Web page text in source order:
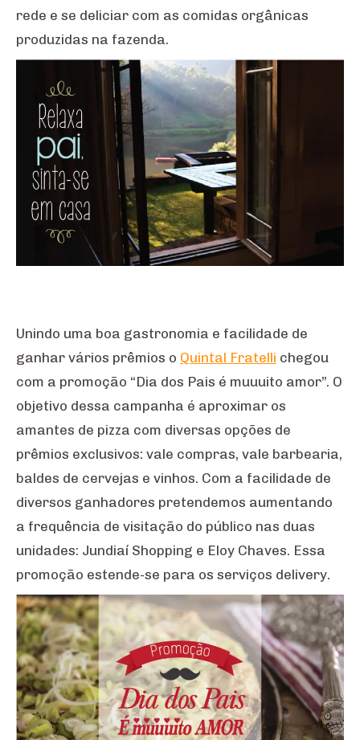
rede e se deliciar com as comidas orgânicas
produzidas na fazenda.
Unindo uma boa gastronomia e facilidade de
ganhar vários prêmios o Quintal Fratelli chegou
com a promoção “Dia dos Pais é muuuito amor”. O
objetivo dessa campanha é aproximar os
amantes de pizza com diversas opções de
prêmios exclusivos: vale compras, vale barbearia,
baldes de cervejas e vinhos. Com a facilidade de
diversos ganhadores pretendemos aumentando
a frequência de visitação do público nas duas
unidades: Jundiaí Shopping e Eloy Chaves. Essa
promoção estende-se para os serviços delivery.